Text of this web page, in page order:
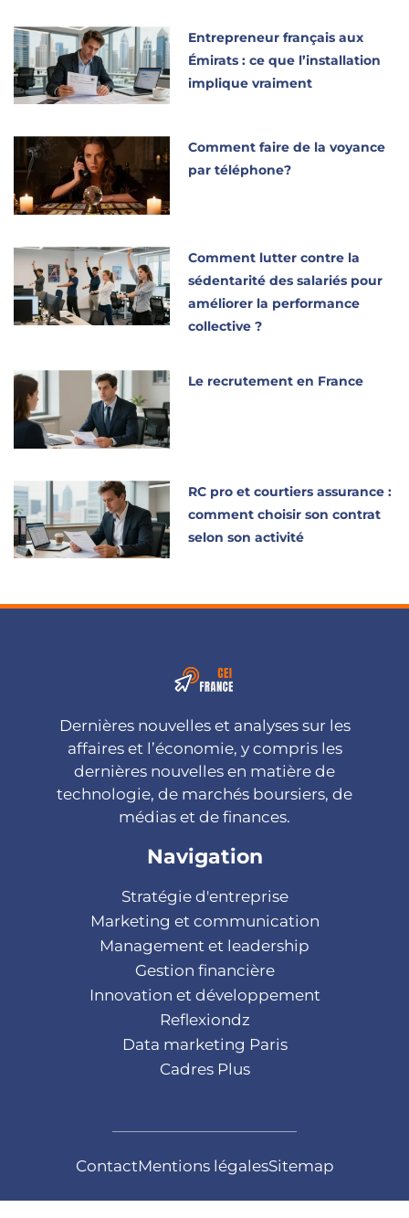
Entrepreneur français aux
Émirats : ce que l’installation
implique vraiment
Comment faire de la voyance
par téléphone?
Comment lutter contre la
sédentarité des salariés pour
améliorer la performance
collective ?
Le recrutement en France
RC pro et courtiers assurance :
comment choisir son contrat
selon son activité
Dernières nouvelles et analyses sur les
affaires et l’économie, y compris les
dernières nouvelles en matière de
technologie, de marchés boursiers, de
médias et de finances.
Navigation
Stratégie d'entreprise
Marketing et communication
Management et leadership
Gestion financière
Innovation et développement
Reflexiondz
Data marketing Paris
Cadres Plus
ContactMentions légalesSitemap